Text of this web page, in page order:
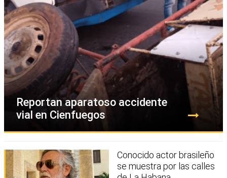
Reportan aparatoso accidente
vial en Cienfuegos
Conocido actor brasileño
se muestra por las calles